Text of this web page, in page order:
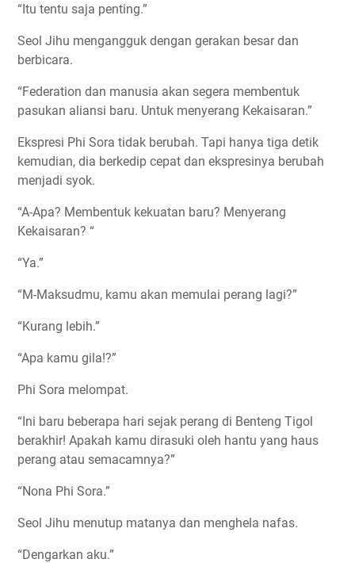
“Itu tentu saja penting.”
Seol Jihu mengangguk dengan gerakan besar dan
berbicara.
“Federation dan manusia akan segera membentuk
pasukan aliansi baru. Untuk menyerang Kekaisaran.”
Ekspresi Phi Sora tidak berubah. Tapi hanya tiga detik
kemudian, dia berkedip cepat dan ekspresinya berubah
menjadi syok.
“A-Apa? Membentuk kekuatan baru? Menyerang
Kekaisaran? “
“Ya.”
“M-Maksudmu, kamu akan memulai perang lagi?”
“Kurang lebih.”
“Apa kamu gila!?”
Phi Sora melompat.
“Ini baru beberapa hari sejak perang di Benteng Tigol
berakhir! Apakah kamu dirasuki oleh hantu yang haus
perang atau semacamnya?”
“Nona Phi Sora.”
Seol Jihu menutup matanya dan menghela nafas.
“Dengarkan aku.”